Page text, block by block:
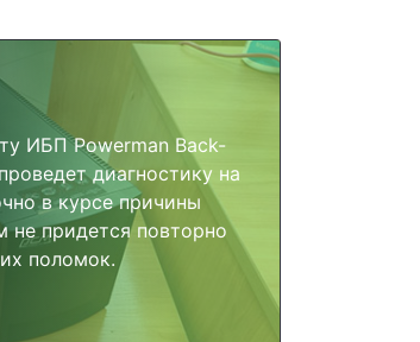
ИБП Powerman Back-
диагностику на
в курсе причины
не придется повторно
поломок.